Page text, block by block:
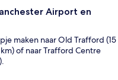
Airport en
maken naar Old Trafford (15
of naar Trafford Centre